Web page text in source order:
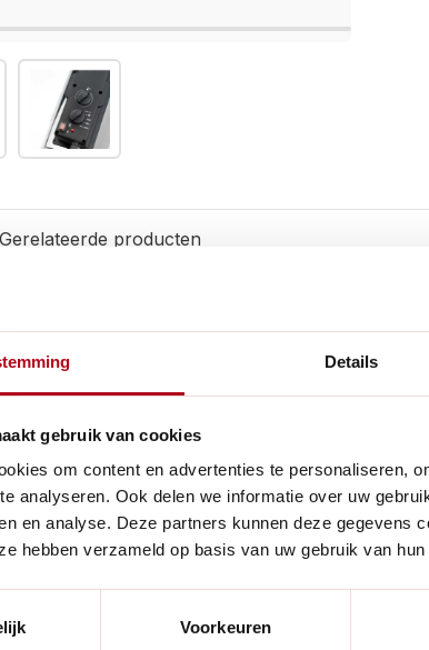
Details
gebruik van cookies
om content en advertenties te personaliseren,
analyseren. Ook delen we informatie over uw
en analyse. Deze partners kunnen deze gegevens
hebben verzameld op basis van uw gebruik van
Voorkeuren
Gerelateerde producten
om uw plantenkas vorstvrij te
bijverwarming in huis of om ruimtes te
tussen 0 en 26 graden Celsius
veelzijdigheid en gemak. Het
kettingen aan het plafond worden
kW en 2.8 kW - evenals een